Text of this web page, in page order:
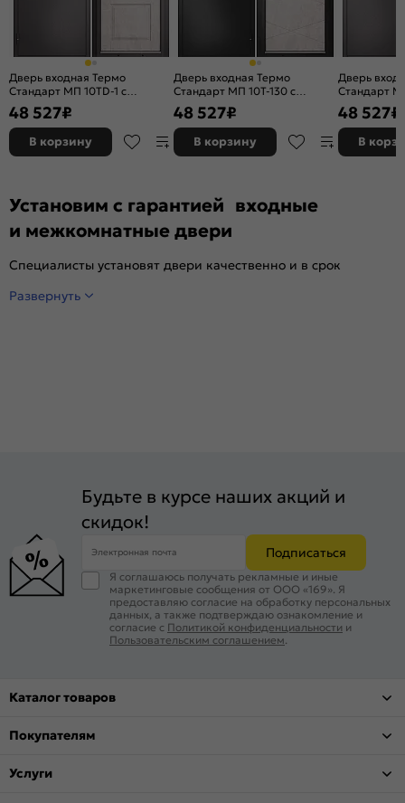
Дверь входная Термо
Стандарт МП 10TD-1 с
терморазрывом Шоколад
букле/Бетон бежевый, 2
замка, с ночной задвижкой
48 527₽
В корзину
Дверь входная Термо
Стандарт МП 10T-130 с
терморазрывом Антрацит
букле/Бетон бежевый, 2
замка, с ночной задвижкой
48 527₽
В корзину
Дверь
Стандарт
букле/
замка, с
48 527₽
В
Установим с гарантией входные
и межкомнатные двери
Специалисты установят двери качественно и в срок
Развернуть
Будьте в курсе наших акций и
скидок!
Электронная почта Подписаться
Я соглашаюсь получать рекламные и иные
маркетинговые сообщения от ООО «169». Я
предоставляю согласие на обработку персональных
данных, а также подтверждаю ознакомление и
согласие с Политикой конфиденциальности и
Пользовательским соглашением
Каталог товаров
Покупателям
Услуги